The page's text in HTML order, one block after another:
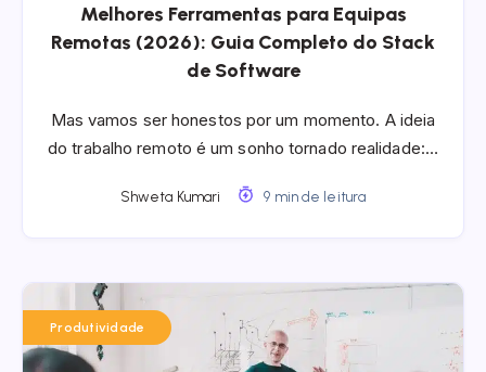
Melhores Ferramentas para Equipas
Remotas (2026): Guia Completo do Stack
de Software
Mas vamos ser honestos por um momento. A ideia
do trabalho remoto é um sonho tornado realidade:…
Shweta Kumari 9 min de leitura
Produtividade